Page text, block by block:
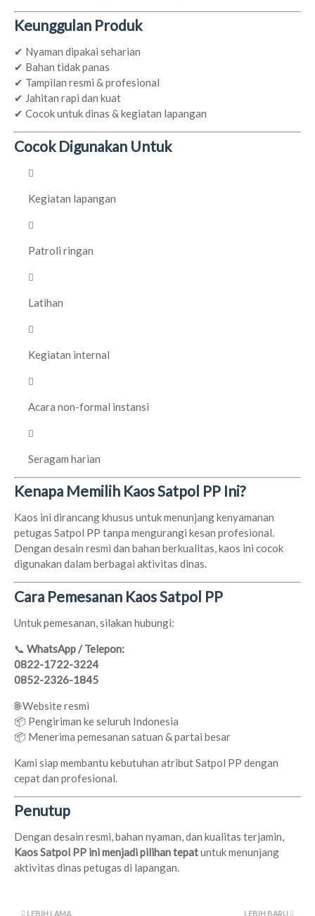
Keunggulan Produk
✔ Nyaman dipakai seharian
✔ Bahan tidak panas
✔ Tampilan resmi & profesional
✔ Jahitan rapi dan kuat
✔ Cocok untuk dinas & kegiatan lapangan
Cocok Digunakan Untuk
Kegiatan lapangan
Patroli ringan
Latihan
Kegiatan internal
Acara non-formal instansi
Seragam harian
Kenapa Memilih Kaos Satpol PP Ini?
Kaos ini dirancang khusus untuk menunjang kenyamanan
petugas Satpol PP tanpa mengurangi kesan profesional.
Dengan desain resmi dan bahan berkualitas, kaos ini cocok
digunakan dalam berbagai aktivitas dinas.
Cara Pemesanan Kaos Satpol PP
Untuk pemesanan, silakan hubungi:
📞 WhatsApp / Telepon:
0822-1722-3224
0852-2326-1845
🌐 Website resmi
📦 Pengiriman ke seluruh Indonesia
📦 Menerima pemesanan satuan & partai besar
Kami siap membantu kebutuhan atribut Satpol PP dengan
cepat dan profesional.
Penutup
Dengan desain resmi, bahan nyaman, dan kualitas terjamin,
Kaos Satpol PP ini menjadi pilihan tepatuntuk menunjang
aktivitas dinas petugas di lapangan.
LEBIH BARU
LEBIH LAMA